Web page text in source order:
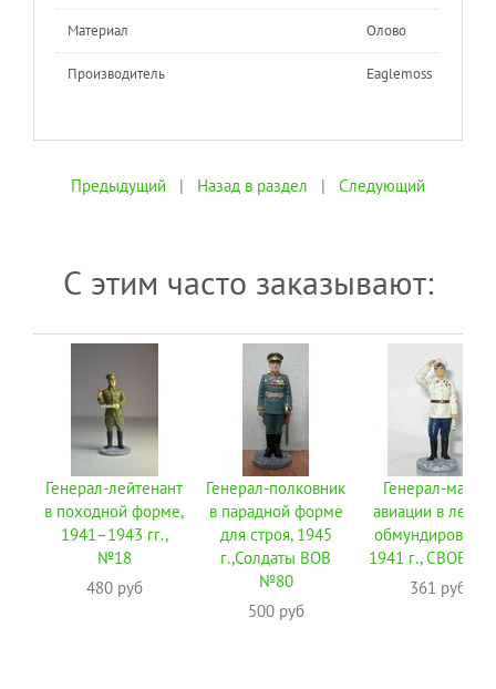
Материал Олово
Производитель Eaglemoss
Предыдущий | Назад в раздел | Следующий
С этим часто заказывают:
Генерал-лейтенант
в походной форме,
1941–1943 гг.,
№18
480 руб
Генерал-полковник
в парадной форме
для строя, 1945
г.,Солдаты ВОВ
№80
500 руб
Генерал-майор
авиации в
1941 г., СВОВ
361 руб